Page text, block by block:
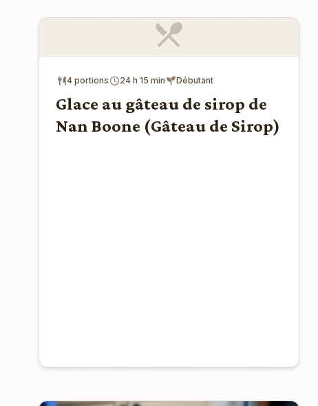
4 portions 24 h 15 min Débutant
Glace au gâteau de sirop de
Nan Boone (Gâteau de Sirop)